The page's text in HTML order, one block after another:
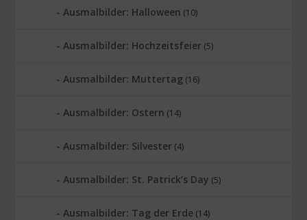
Ausmalbilder: Halloween (10)
Ausmalbilder: Hochzeitsfeier (5)
Ausmalbilder: Muttertag (16)
Ausmalbilder: Ostern (14)
Ausmalbilder: Silvester (4)
Ausmalbilder: St. Patrick’s Day (5)
Ausmalbilder: Tag der Erde (14)